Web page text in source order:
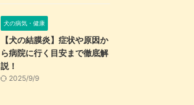
犬の病気・健康
【犬の結膜炎】症状や原因か
ら病院に行く目安まで徹底解
説！
2025/9/9